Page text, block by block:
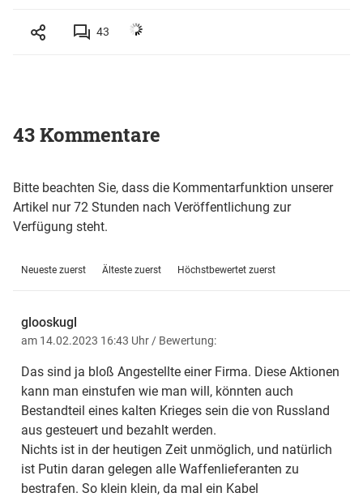
43
43 Kommentare
Bitte beachten Sie, dass die Kommentarfunktion unserer
Artikel nur 72 Stunden nach Veröffentlichung zur
Verfügung steht.
Neueste zuerst Älteste zuerst Höchstbewertet zuerst
glooskugl
am 14.02.2023 16:43 Uhr / Bewertung:
Das sind ja bloß Angestellte einer Firma. Diese Aktionen
kann man einstufen wie man will, könnten auch
Bestandteil eines kalten Krieges sein die von Russland
aus gesteuert und bezahlt werden.
Nichts ist in der heutigen Zeit unmöglich, und natürlich
ist Putin daran gelegen alle Waffenlieferanten zu
bestrafen. So klein klein, da mal ein Kabel